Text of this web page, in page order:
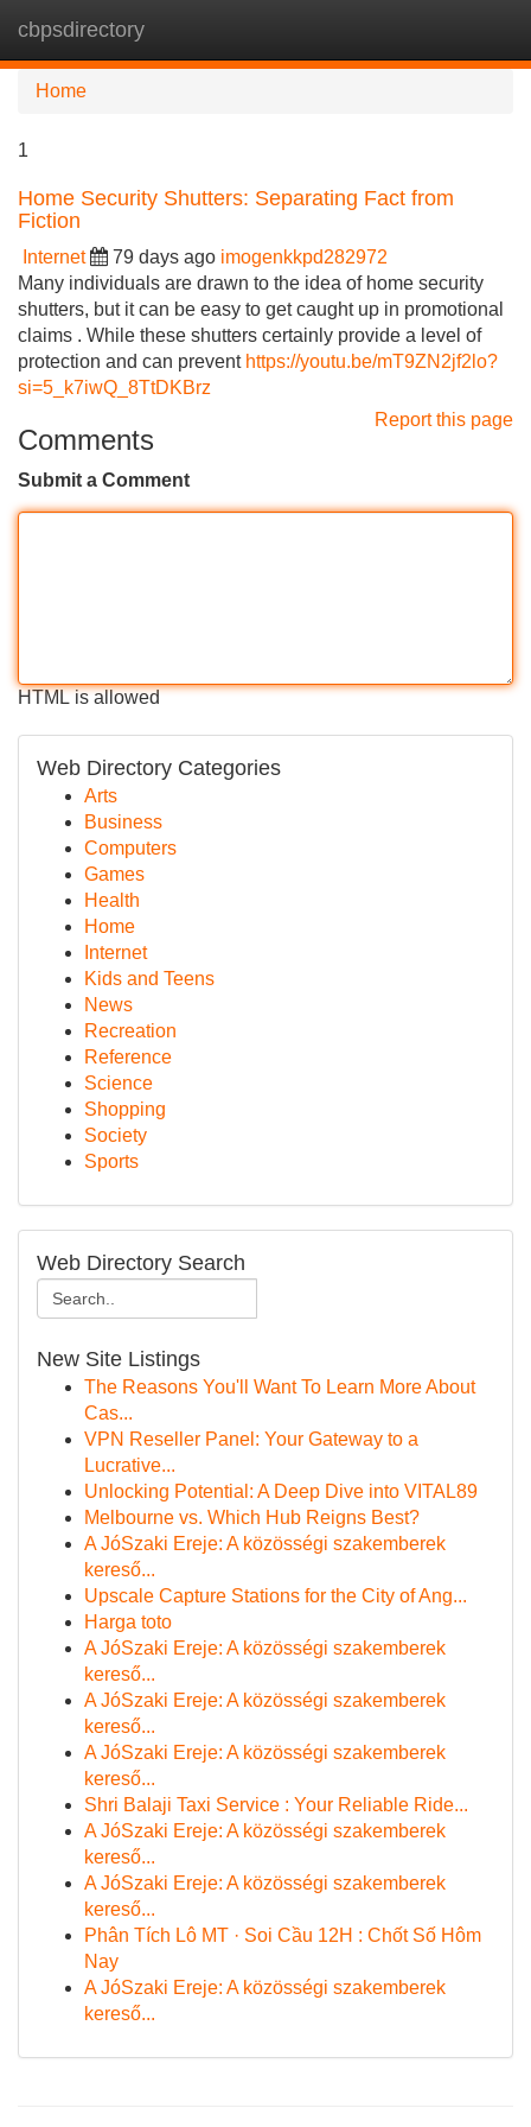
cbpsdirectory
Home
1
Home Security Shutters: Separating Fact from
Fiction
Internet 79 days ago imogenkkpd282972
Many individuals are drawn to the idea of home security
shutters, but it can be easy to get caught up in promotional
claims . While these shutters certainly provide a level of
protection and can prevent https://youtu.be/mT9ZN2jf2lo?
si=5_k7iwQ_8TtDKBrz
Report this page
Comments
Submit a Comment
HTML is allowed
Web Directory Categories
Arts
Business
Computers
Games
Health
Home
Internet
Kids and Teens
News
Recreation
Reference
Science
Shopping
Society
Sports
Web Directory Search
New Site Listings
The Reasons You'll Want To Learn More About
Cas...
VPN Reseller Panel: Your Gateway to a
Lucrative...
Unlocking Potential: A Deep Dive into VITAL89
Melbourne vs. Which Hub Reigns Best?
A JóSzaki Ereje: A közösségi szakemberek
kereső...
Upscale Capture Stations for the City of Ang...
Harga toto
A JóSzaki Ereje: A közösségi szakemberek
kereső...
A JóSzaki Ereje: A közösségi szakemberek
kereső...
A JóSzaki Ereje: A közösségi szakemberek
kereső...
Shri Balaji Taxi Service : Your Reliable Ride...
A JóSzaki Ereje: A közösségi szakemberek
kereső...
A JóSzaki Ereje: A közösségi szakemberek
kereső...
Phân Tích Lô MT · Soi Cầu 12H : Chốt Số Hôm
Nay
A JóSzaki Ereje: A közösségi szakemberek
kereső...